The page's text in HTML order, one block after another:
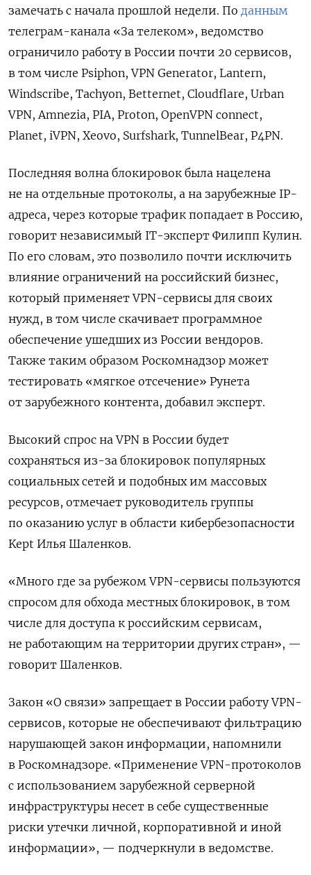
замечать с начала прошлой недели. По данным
телеграм-канала «За телеком», ведомство
ограничило работу в России почти 20 сервисов,
в том числе Psiphon, VPN Generator, Lantern,
Windscribe, Tachyon, Betternet, Cloudflare, Urban
VPN, Amnezia, PIA, Proton, OpenVPN connect,
Planet, iVPN, Xeovo, Surfshark, TunnelBear, P4PN.
Последняя волна блокировок была нацелена
не на отдельные протоколы, а на зарубежные IP-
адреса, через которые трафик попадает в Россию,
говорит независимый IT-эксперт Филипп Кулин.
По его словам, это позволило почти исключить
влияние ограничений на российский бизнес,
который применяет VPN-сервисы для своих
нужд, в том числе скачивает программное
обеспечение ушедших из России вендоров.
Также таким образом Роскомнадзор может
тестировать «мягкое отсечение» Рунета
от зарубежного контента, добавил эксперт.
Высокий спрос на VPN в России будет
сохраняться из-за блокировок популярных
социальных сетей и подобных им массовых
ресурсов, отмечает руководитель группы
по оказанию услуг в области кибербезопасности
Kept Илья Шаленков.
«Много где за рубежом VPN-сервисы пользуются
спросом для обхода местных блокировок, в том
числе для доступа к российским сервисам,
не работающим на территории других стран», —
говорит Шаленков.
Закон «О связи» запрещает в России работу VPN-
сервисов, которые не обеспечивают фильтрацию
нарушающей закон информации, напомнили
в Роскомнадзоре. «Применение VPN-протоколов
с использованием зарубежной серверной
инфраструктуры несет в себе существенные
риски утечки личной, корпоративной и иной
информации», — подчеркнули в ведомстве.